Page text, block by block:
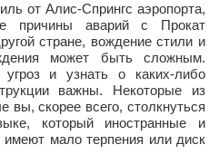
от Алис-Спрингс аэропорта,
причины аварий с Прокат
стране, вождение стили и
может быть сложным.
и узнать о каких-либо
важны. Некоторые из
вы, скорее всего, столкнуться
который иностранные и
мало терпения или диск